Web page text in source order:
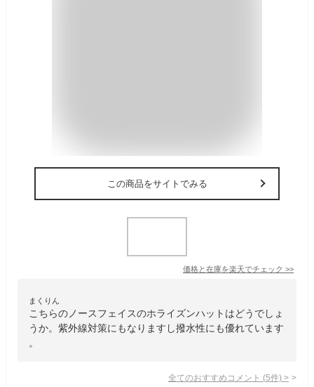
この商品をサイトでみる
価格と在庫を楽天でチェック >>
まくりん
こちらのノースフェイスのホライズンハットはどうでしょ
うか。紫外線対策にもなりますし撥水性にも優れています
。
全てのおすすめコメント (5件) >